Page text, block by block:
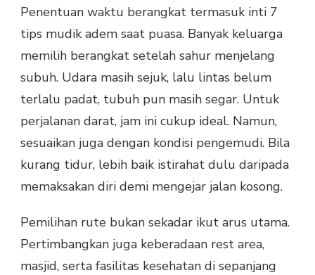
Penentuan waktu berangkat termasuk inti 7
tips mudik adem saat puasa. Banyak keluarga
memilih berangkat setelah sahur menjelang
subuh. Udara masih sejuk, lalu lintas belum
terlalu padat, tubuh pun masih segar. Untuk
perjalanan darat, jam ini cukup ideal. Namun,
sesuaikan juga dengan kondisi pengemudi. Bila
kurang tidur, lebih baik istirahat dulu daripada
memaksakan diri demi mengejar jalan kosong.
Pemilihan rute bukan sekadar ikut arus utama.
Pertimbangkan juga keberadaan rest area,
masjid, serta fasilitas kesehatan di sepanjang